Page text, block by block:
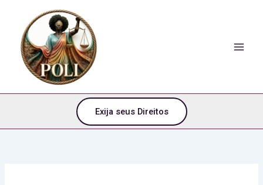
conteúdo
conteúdo
Exija seus Direitos